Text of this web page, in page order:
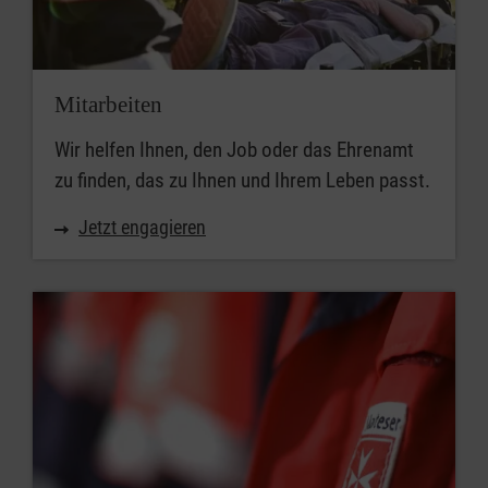
Mitarbeiten
Wir helfen Ihnen, den Job oder das Ehrenamt
zu finden, das zu Ihnen und Ihrem Leben passt.
Jetzt engagieren